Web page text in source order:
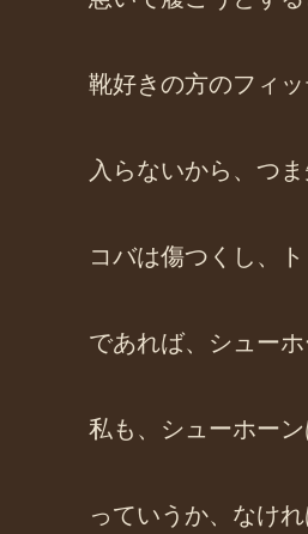
靴好きの方のフィ
入らないから、つ
コバは傷つくし、
であれば、シュー
私も、シューホーン
っていうか、なけ